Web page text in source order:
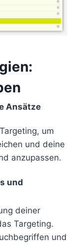
Ansätze
um
und deine
anzupassen.
und
deiner
Targeting.
und